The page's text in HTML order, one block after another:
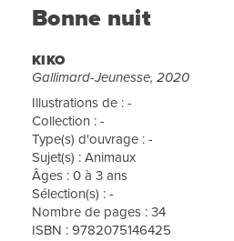
Bonne nuit
KIKO
Gallimard-Jeunesse, 2020
Illustrations de : -
Collection : -
Type(s) d'ouvrage : -
Sujet(s) : Animaux
Âges : 0 à 3 ans
Sélection(s) : -
Nombre de pages : 34
ISBN : 9782075146425